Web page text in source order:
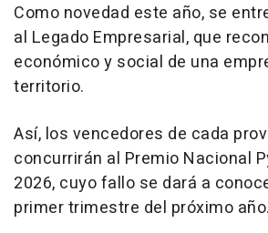
Como novedad este año, se
al Legado Empresarial, que
económico y social de una
territorio.
Así, los vencedores de cada
concurrirán al Premio Nacional
2026, cuyo fallo se dará a
primer trimestre del próximo año.